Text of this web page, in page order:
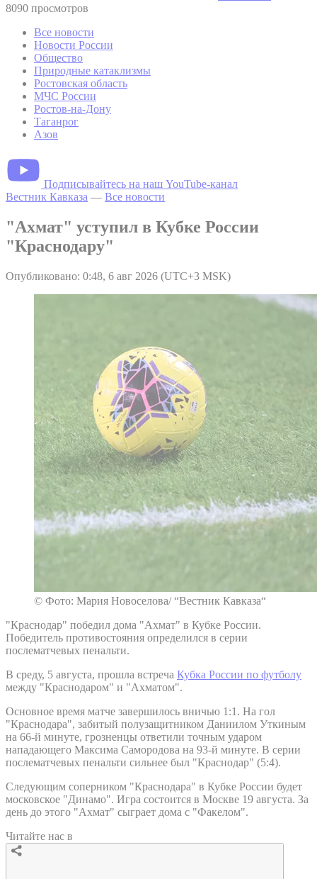
8090 просмотров
Все новости
Новости России
Общество
Природные катаклизмы
Ростовская область
МЧС России
Ростов-на-Дону
Таганрог
Азов
Подписывайтесь на наш YouTube-канал
Вестник Кавказа — Все новости
"Ахмат" уступил в Кубке России
"Краснодару"
Опубликовано: 0:48, 6 авг 2026 (UTC+3 MSK)
© Фото: Мария Новоселова/ “Вестник Кавказа“
"Краснодар" победил дома "Ахмат" в Кубке России.
Победитель противостояния определился в серии
послематчевых пенальти.
В среду, 5 августа, прошла встреча Кубка России по футболу
между "Краснодаром" и "Ахматом".
Основное время матче завершилось вничью 1:1. На гол
"Краснодара", забитый полузащитником Даниилом Уткиным
на 66-й минуте, грозненцы ответили точным ударом
нападающего Максима Самородова на 93-й минуте. В серии
послематчевых пенальти сильнее был "Краснодар" (5:4).
Следующим соперником "Краснодара" в Кубке России будет
московское "Динамо". Игра состоится в Москве 19 августа. За
день до этого "Ахмат" сыграет дома с "Факелом".
Читайте нас в